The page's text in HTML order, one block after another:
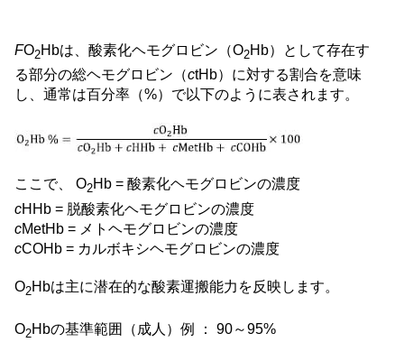
FO2Hbは、酸素化ヘモグロビン（O2Hb）として存在す
る部分の総ヘモグロビン（ctHb）に対する割合を意味
し、通常は百分率（%）で以下のように表されます。
ここで、 O2Hb = 酸素化ヘモグロビンの濃度
cHHb = 脱酸素化ヘモグロビンの濃度
cMetHb = メトヘモグロビンの濃度
cCOHb = カルボキシヘモグロビンの濃度
O2Hbは主に潜在的な酸素運搬能力を反映します。
O2Hbの基準範囲（成人）例 ： 90～95%